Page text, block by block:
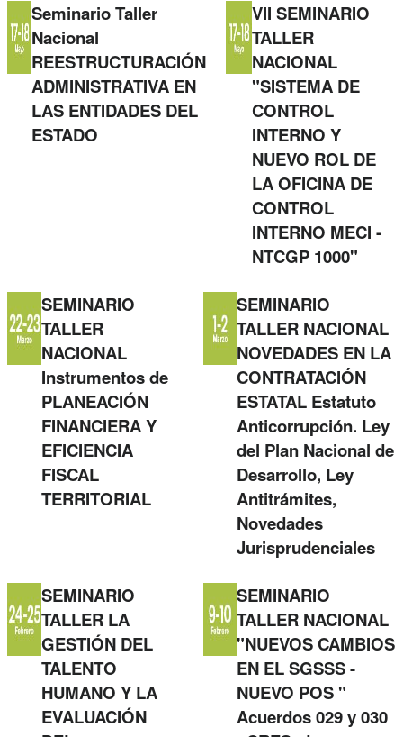
Seminario Taller
Nacional
REESTRUCTURACIÓN
ADMINISTRATIVA EN
LAS ENTIDADES DEL
ESTADO
VII SEMINARIO
TALLER
NACIONAL
"SISTEMA DE
CONTROL
INTERNO Y
NUEVO ROL DE
LA OFICINA DE
CONTROL
INTERNO MECI -
NTCGP 1000"
SEMINARIO
TALLER
NACIONAL
Instrumentos de
PLANEACIÓN
FINANCIERA Y
EFICIENCIA
FISCAL
TERRITORIAL
SEMINARIO
TALLER NACIONAL
NOVEDADES EN LA
CONTRATACIÓN
ESTATAL Estatuto
Anticorrupción. Ley
del Plan Nacional de
Desarrollo, Ley
Antitrámites,
Novedades
Jurisprudenciales
SEMINARIO
TALLER LA
GESTIÓN DEL
TALENTO
HUMANO Y LA
EVALUACIÓN
SEMINARIO
TALLER NACIONAL
"NUEVOS CAMBIOS
EN EL SGSSS -
NUEVO POS "
Acuerdos 029 y 030